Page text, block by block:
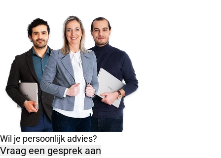
Wil je persoonlijk advies?
Vraag een gesprek aan